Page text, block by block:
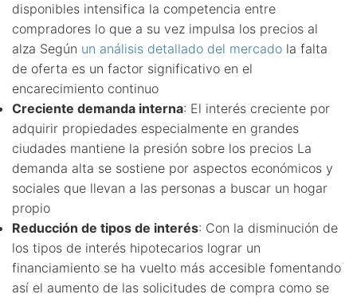
disponibles intensifica la competencia entre
compradores lo que a su vez impulsa los precios al
alza Según un análisis detallado del mercado la falta
de oferta es un factor significativo en el
encarecimiento continuo
Creciente demanda interna: El interés creciente por
adquirir propiedades especialmente en grandes
ciudades mantiene la presión sobre los precios La
demanda alta se sostiene por aspectos económicos y
sociales que llevan a las personas a buscar un hogar
propio
Reducción de tipos de interés: Con la disminución de
los tipos de interés hipotecarios lograr un
financiamiento se ha vuelto más accesible fomentando
así el aumento de las solicitudes de compra como se